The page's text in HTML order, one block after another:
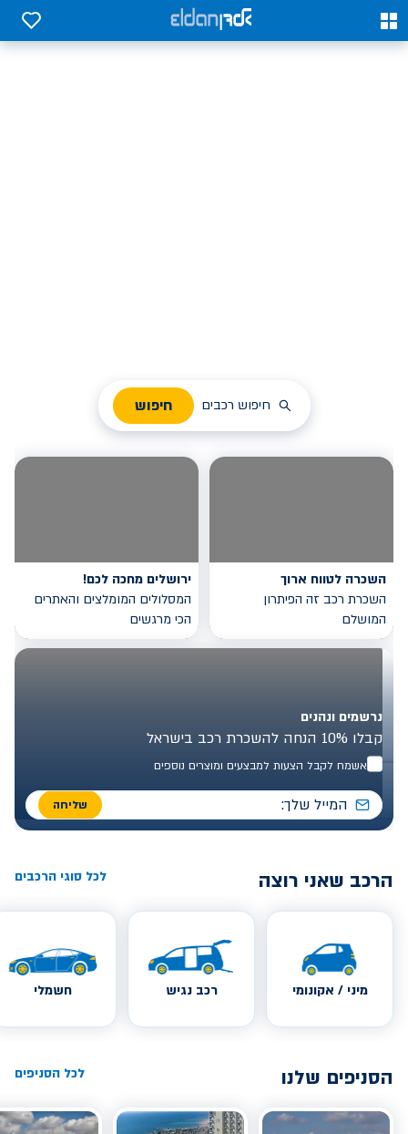
0
0
חיפוש רכבים חיפוש
השכרה לטווח ארוך
השכרת רכב זה הפיתרון
המושלם
ירושלים מחכה לכם!
המסלולים המומלצים והאתרים
הכי מרגשים
נרשמים ונהנים
קבלו 10% הנחה להשכרת רכב בישראל
אשמח לקבל הצעות למבצעים ומוצרים נוספים
שליחה
הרכב שאני רוצה לכל סוגי הרכבים
מיני / אקונומי רכב נגיש חשמלי
הסניפים שלנו לכל הסניפים